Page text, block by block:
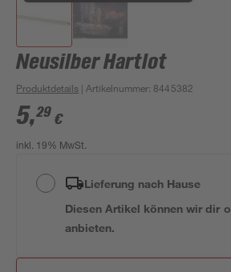
Neusilber Hartlot
Produktdetails | Artikelnummer: 8445382
5,29 €
inkl. 19% MwSt.
Lieferung nach Hause
Diesen Artikel können wir dir
anbieten.